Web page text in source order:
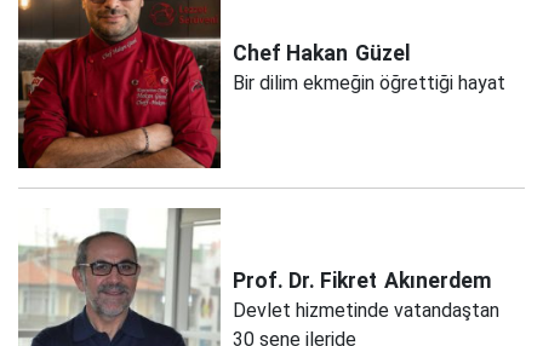
Chef Hakan Güzel
Bir dilim ekmeğin öğrettiği hayat
Prof. Dr. Fikret Akınerdem
Devlet hizmetinde vatandaştan
30 sene ileride